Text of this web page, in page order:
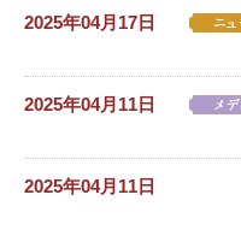
2025年04月17日
2025年04月11日
2025年04月11日